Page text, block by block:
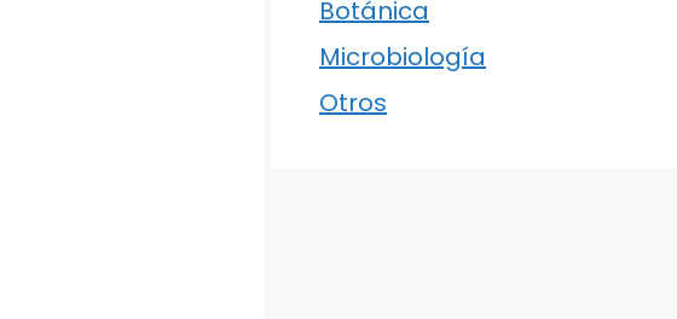
Botánica
Microbiología
Otros